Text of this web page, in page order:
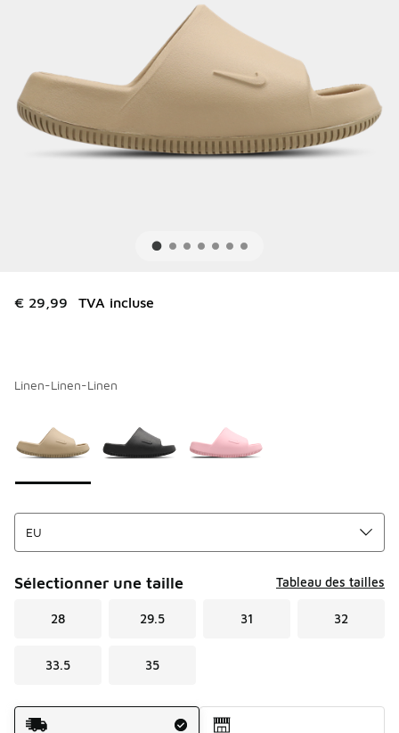
€ 29,99 TVA incluse
Linen-Linen-Linen
Sélectionner une taille Tableau des tailles
28 29.5 31 32
33.5 35
Mode d'expédition